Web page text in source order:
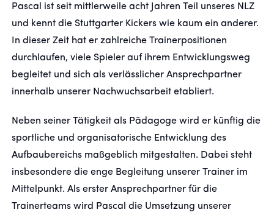
FANSHOP
TICKETS
Pascal ist seit mittlerweile acht Jahren Teil unseres NLZ
und kennt die Stuttgarter Kickers wie kaum ein anderer.
In dieser Zeit hat er zahlreiche Trainerpositionen
durchlaufen, viele Spieler auf ihrem Entwicklungsweg
begleitet und sich als verlässlicher Ansprechpartner
innerhalb unserer Nachwuchsarbeit etabliert.
Neben seiner Tätigkeit als Pädagoge wird er künftig die
sportliche und organisatorische Entwicklung des
Aufbaubereichs maßgeblich mitgestalten. Dabei steht
insbesondere die enge Begleitung unserer Trainer im
Mittelpunkt. Als erster Ansprechpartner für die
Trainerteams wird Pascal die Umsetzung unserer